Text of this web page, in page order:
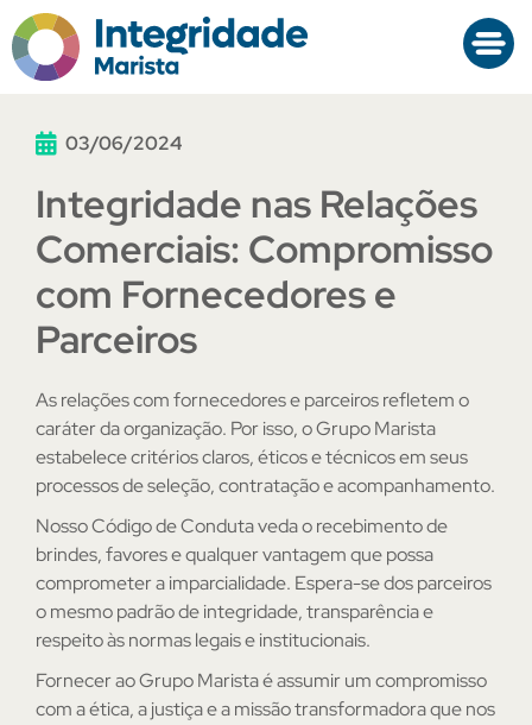
03/06/2024
Integridade nas Relações
Comerciais: Compromisso
com Fornecedores e
Parceiros
As relações com fornecedores e parceiros refletem o
caráter da organização. Por isso, o Grupo Marista
estabelece critérios claros, éticos e técnicos em seus
processos de seleção, contratação e acompanhamento.
Nosso Código de Conduta veda o recebimento de
brindes, favores e qualquer vantagem que possa
comprometer a imparcialidade. Espera-se dos parceiros
o mesmo padrão de integridade, transparência e
respeito às normas legais e institucionais.
Fornecer ao Grupo Marista é assumir um compromisso
com a ética, a justiça e a missão transformadora que nos